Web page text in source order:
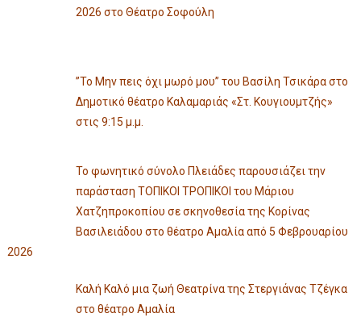
2026 στο Θέατρο Σοφούλη
”Το Μην πεις όχι μωρό μου” του Βασίλη Τσικάρα στο
Δημοτικό θέατρο Καλαμαριάς «Στ. Κουγιουμτζής»
στις 9:15 μ.μ.
Το φωνητικό σύνολο Πλειάδες παρουσιάζει την
παράσταση ΤΟΠΙΚΟΙ ΤΡΟΠΙΚΟΙ του Μάριου
Χατζηπροκοπίου σε σκηνοθεσία της Κορίνας
Βασιλειάδου στο θέατρο Αμαλία από 5 Φεβρουαρίου
2026
Καλή Καλό μια ζωή Θεατρίνα της Στεργιάνας Τζέγκα
στο θέατρο Αμαλία